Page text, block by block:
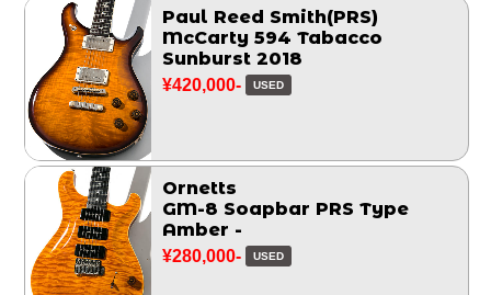
Paul Reed Smith(PRS)
McCarty 594 Tabacco
Sunburst 2018
¥420,000- USED
Ornetts
GM-8 Soapbar PRS Type
Amber -
¥280,000- USED